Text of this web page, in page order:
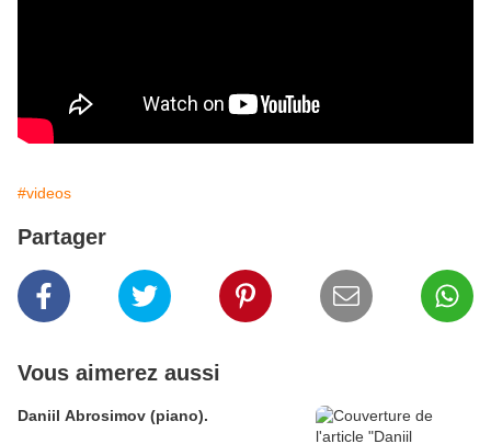
#videos
Partager
Vous aimerez aussi
Daniil Abrosimov (piano).